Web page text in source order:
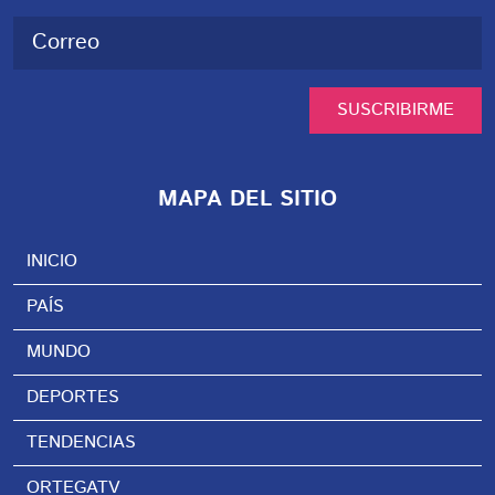
SUSCRIBIRME
MAPA DEL SITIO
INICIO
PAÍS
MUNDO
DEPORTES
TENDENCIAS
ORTEGATV